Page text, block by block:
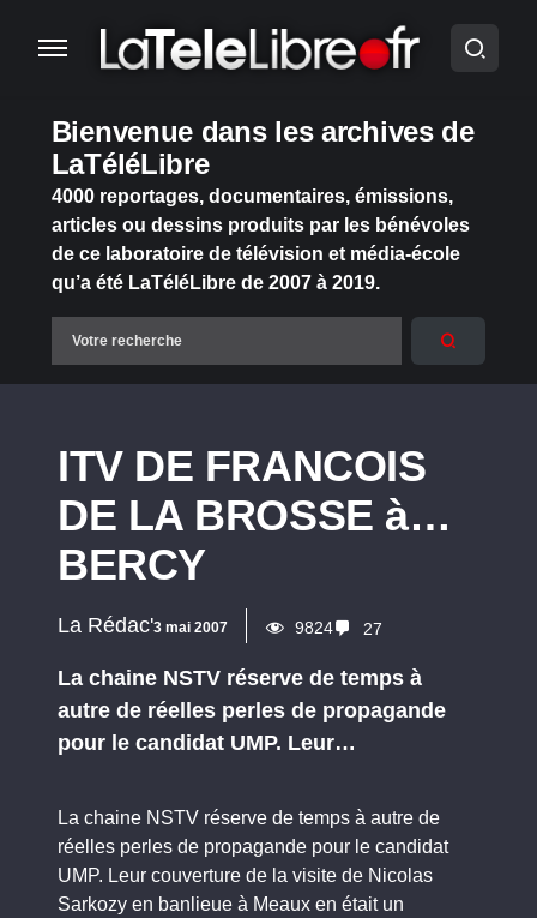
Bienvenue dans les archives de
LaTéléLibre
4000 reportages, documentaires, émissions,
articles ou dessins produits par les bénévoles
de ce laboratoire de télévision et média-école
qu’a été LaTéléLibre de 2007 à 2019.
ITV DE FRANCOIS
DE LA BROSSE à…
BERCY
La Rédac'3 mai 2007 9824 27
La chaine NSTV réserve de temps à
autre de réelles perles de propagande
pour le candidat UMP. Leur…
La chaine NSTV réserve de temps à autre de
réelles perles de propagande pour le candidat
UMP. Leur couverture de la visite de Nicolas
Sarkozy en banlieue à Meaux en était un